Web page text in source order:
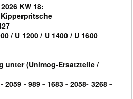
KW 18:
/ U 1200 / U 1400 / U 1600
unter (Unimog-Ersatzteile /
2059 - 989 - 1683 - 2058- 3268 -